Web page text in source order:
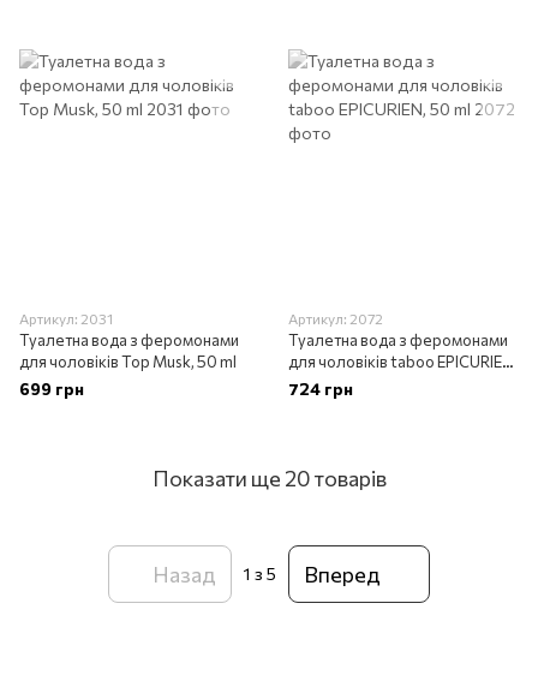
Артикул: 2031
Туалетна вода з феромонами
для чоловіків Top Musk, 50 ml
699 грн
Артикул: 2072
Туалетна вода з феромонами
для чоловіків taboo EPICURIEN,
50 ml
724 грн
Показати ще 20 товарів
Назад 1 з 5 Вперед